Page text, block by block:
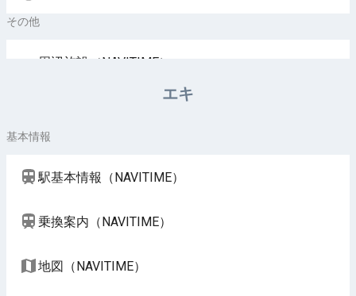
その他
周辺施設（NAVITIME）
エキ
基本情報
駅基本情報（NAVITIME）
乗換案内（NAVITIME）
地図（NAVITIME）